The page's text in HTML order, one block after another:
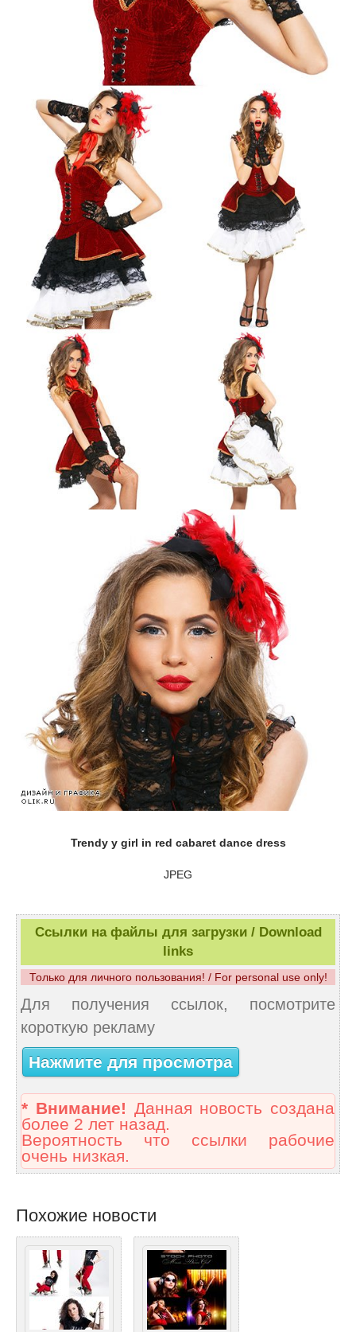
Trendy y girl in red cabaret dance dress
JPEG
Ссылки на файлы для загрузки / Download
links
Только для личного пользования! / For personal use only!
Для получения ссылок, посмотрите
короткую рекламу
Нажмите для просмотра
* Внимание! Данная новость создана
более 2 лет назад.
Вероятность что ссылки рабочие
очень низкая.
Похожие новости